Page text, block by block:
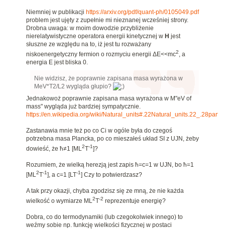
Niemniej w publikacji https://arxiv.org/pdf/quant-ph/0105049.pdf
problem jest ujęty z zupełnie mi nieznanej wcześniej strony.
Drobna uwaga: w moim dowodzie przybliżenie
nierelatywistyczne operatora energii kinetycznej w H jest
słuszne ze względu na to, iż jest tu rozważany
niskoenergetyczny fermion o rozmyciu energii ΔE<<mc2, a
energia E jest bliska 0.
Nie widzisz, że poprawnie zapisana masa wyrażona w
MeV*T2/L2 wygląda głupio?
Jednakowoż poprawnie zapisana masa wyrażona w M"eV of
mass" wygląda już bardziej sympatycznie.
https://en.wikipedia.org/wiki/
Zastanawia mnie też po co Ci w ogóle była do czegoś
potrzebna masa Plancka, po co mieszałeś układ SI z UJN, żeby
dowieść, że ħ≠1 [ML2T-1]?
Rozumiem, że wielką herezją jest zapis ħ=c=1 w UJN, bo ħ=1
[ML2T-1], a c=1 [LT-1] Czy to potwierdzasz?
A tak przy okazji, chyba zgodzisz się ze mną, że nie każda
wielkość o wymiarze ML2T-2 reprezentuje energię?
Dobra, co do termodynamiki (lub czegokolwiek innego) to
weźmy sobie np. funkcję wielkości fizycznej w postaci